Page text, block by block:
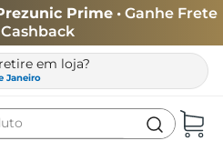
Prime • Ganhe Frete
em loja?
Janeiro